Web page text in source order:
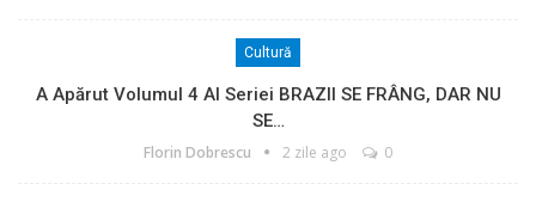
Cultură
A Apărut Volumul 4 Al Seriei BRAZII SE FRÂNG, DAR NU
SE…
Florin Dobrescu 2 zile ago 0